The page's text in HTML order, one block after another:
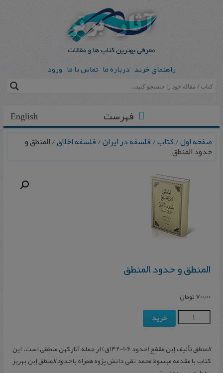
راهنمای خرید درباره ما تماس با ما ورود
English فهرست
صفحه اول/کتاب/فلسفه در ایران/فلسفه اخلاق/ المنطق و
حدود المنطق
المنطق و حدود المنطق
700,000تومان
خرید
المنطق
تألیف إبن مقفع (حدود 106-142ق) از جمله آثار کهن منطقی است. این
کتاب با مقدمه مبسوط محمد تقی دانش‌ پژوه همراه باحدود المنطقإبن بهریز